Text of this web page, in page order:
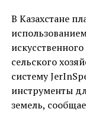
В Казахстане
сельского
систему
инструменты
земель,